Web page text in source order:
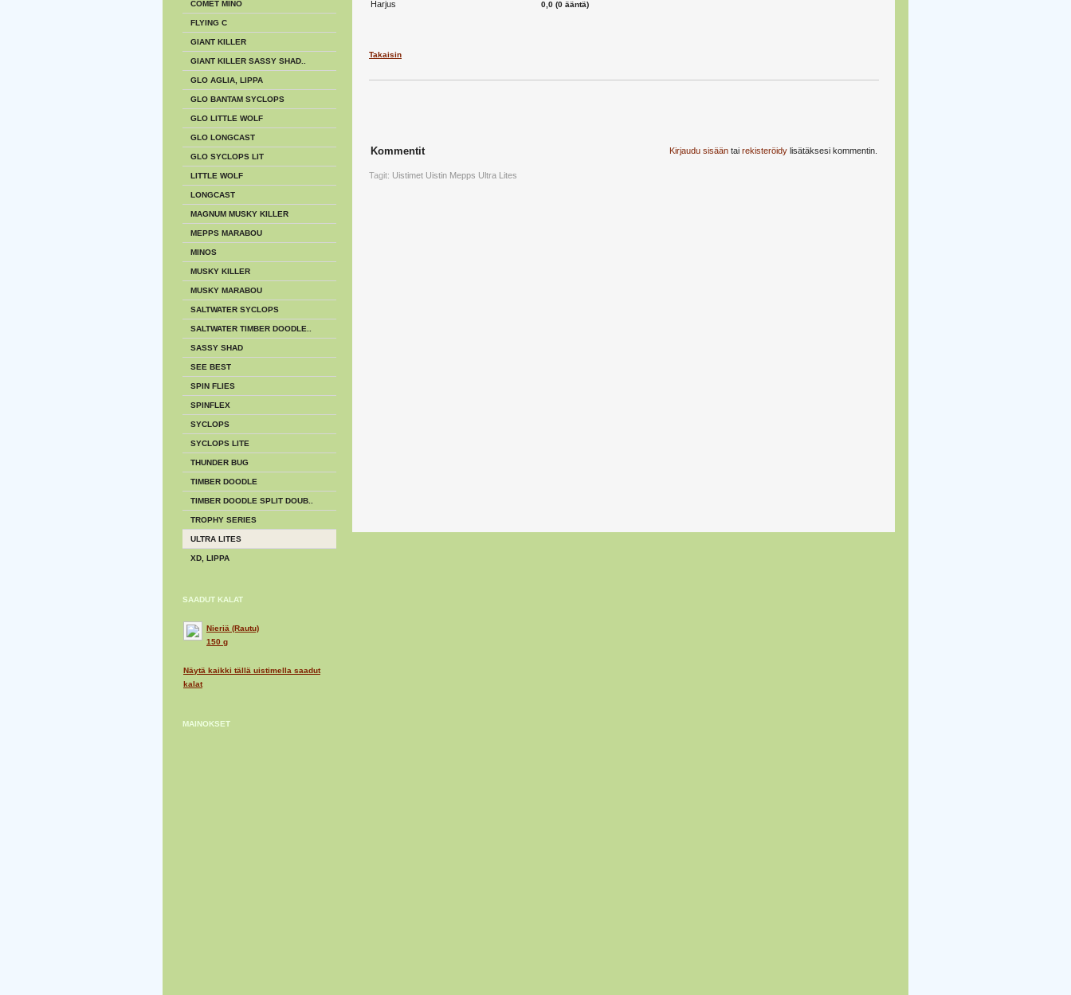
COMET MINO
FLYING C
GIANT KILLER
GIANT KILLER SASSY SHAD..
GLO AGLIA, LIPPA
GLO BANTAM SYCLOPS
GLO LITTLE WOLF
GLO LONGCAST
GLO SYCLOPS LIT
LITTLE WOLF
LONGCAST
MAGNUM MUSKY KILLER
MEPPS MARABOU
MINOS
MUSKY KILLER
MUSKY MARABOU
SALTWATER SYCLOPS
SALTWATER TIMBER DOODLE..
SASSY SHAD
SEE BEST
SPIN FLIES
SPINFLEX
SYCLOPS
SYCLOPS LITE
THUNDER BUG
TIMBER DOODLE
TIMBER DOODLE SPLIT DOUB..
TROPHY SERIES
ULTRA LITES
XD, LIPPA
SAADUT KALAT
Nieriä (Rautu)
150 g
Näytä kaikki tällä uistimella saadut
kalat
MAINOKSET
Harjus 0,0 (0 ääntä)
Takaisin
Kommentit Kirjaudu sisään tai rekisteröidy lisätäksesi kommentin.
Tagit: Uistimet Uistin Mepps Ultra Lites